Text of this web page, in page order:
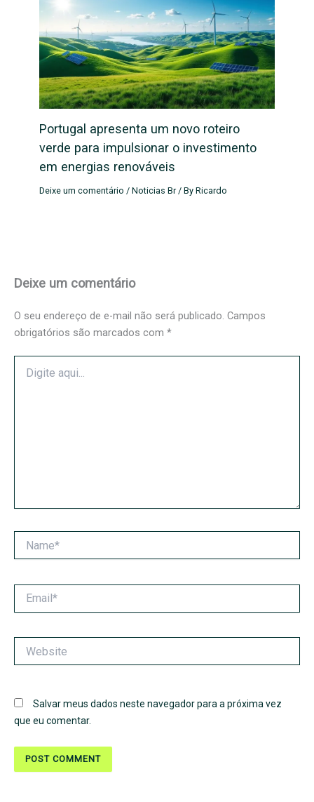
Portugal apresenta um novo roteiro
verde para impulsionar o investimento
em energias renováveis
Deixe um comentário /Noticias Br/ ByRicardo
Deixe um comentário
O seu endereço de e-mail não será publicado. Campos
obrigatórios são marcados com *
aqui...
Salvar meus dados neste navegador para a próxima vez
que eu comentar.